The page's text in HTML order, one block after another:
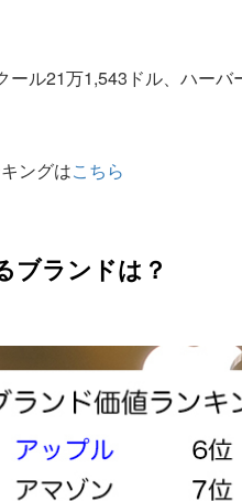
ール21万1,543ドル、ハー
ングはこちら
ブランドは？